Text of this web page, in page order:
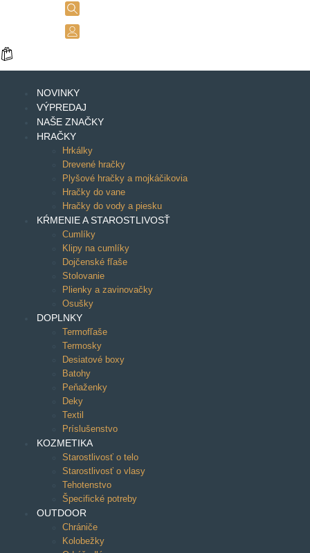
NOVINKY
VÝPREDAJ
NAŠE ZNAČKY
HRAČKY
Hrkálky
Drevené hračky
Plyšové hračky a mojkáčikovia
Hračky do vane
Hračky do vody a piesku
KŔMENIE A STAROSTLIVOSŤ
Cumlíky
Klipy na cumlíky
Dojčenské fľaše
Stolovanie
Plienky a zavinovačky
Osušky
DOPLNKY
Termofľaše
Termosky
Desiatové boxy
Batohy
Peňaženky
Deky
Textil
Príslušenstvo
KOZMETIKA
Starostlivosť o telo
Starostlivosť o vlasy
Tehotenstvo
Špecifické potreby
OUTDOOR
Chrániče
Kolobežky